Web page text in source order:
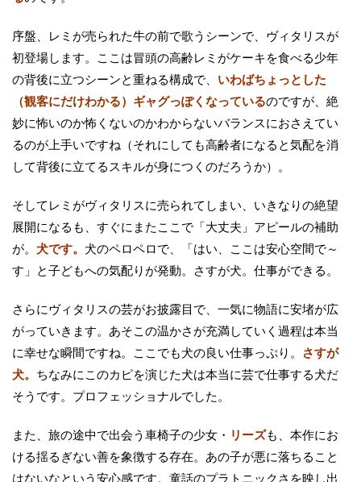
序盤、レミが売られた牛の前で歌うシーンで、ヴィタリスが
初登場します。ここは冒頭の高齢レミがケーキを食べる少年
の背後に立つシーンと重ねる構成で、 いわばちょっとした
（観客にだけわかる）ギャグっぽくなっているのですが、絶
妙に怖いのか怖くないのかわからないバランスにおさえてい
るのが上手いですね（それにしても高齢者になると気配を消
して背後に立てるスキルが身につくのだろうか）。
そしてレミがヴィタリスに売られてしまい、いきなりの絶望
展開になるも、すぐにまたここで「大丈夫」アピールの補助
が。 犬です。 犬のペロペロで、「はい、ここは安心空間で～
す」と子どもへの気配りが発動。さすが犬。仕事ができる。
さらにヴィタリスの芸がお披露目で、一気に物語に安堵が広
がっていきます。あそこの温かさが充満していく過程は本当
に幸せな瞬間ですね。ここでも犬の良い仕事っぷり。
さすが
犬。 ちなみにこのカピを演じた犬は本当に芸で仕事する犬だ
そうです。プロフェッショナルでした。
また、旅の途中で出会う車椅子の少女・ リーズも、本作にお
ける揺るぎない善を象徴する存在。あの子が悪に落ちること
はないなという安心感です。童話のプラトニックさを映し出